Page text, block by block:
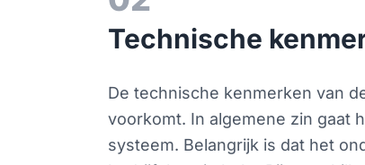
Technische
De technische kenmerken van
voorkomt. In algemene zin gaat
systeem. Belangrijk is dat het